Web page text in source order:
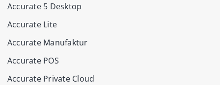
Accurate 5 Desktop
Accurate Lite
Accurate Manufaktur
Accurate POS
Accurate Private Cloud